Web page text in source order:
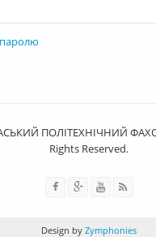
ПОЛІТЕХНІЧНИЙ
Rights Reserved.
Design by Zymphonies